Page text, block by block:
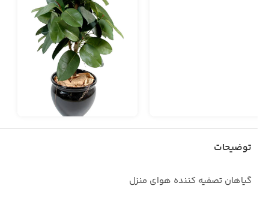
توضیحات
گیاهان تصفیه کننده هوای منزل